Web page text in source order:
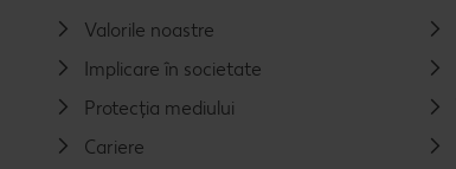
Valorile noastre
Implicare în societate
Protecția mediului
Cariere